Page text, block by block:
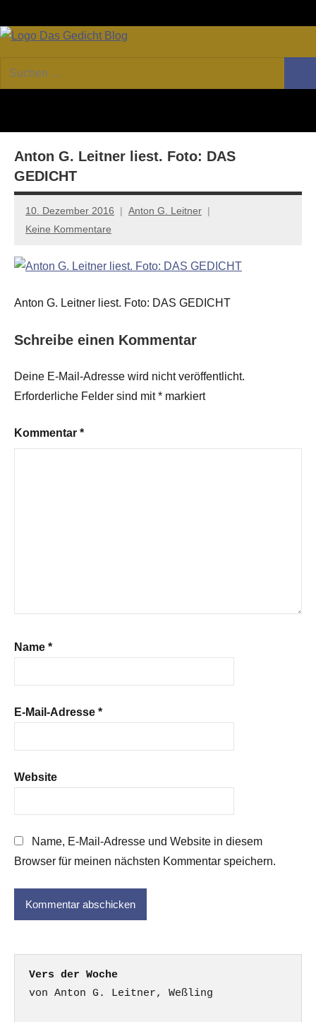
Inhalt
GEDICHT
Forum
von
Lyrik,
Essay
Suchen
nach:
Anton G. Leitner liest. Foto: DAS
GEDICHT
10. Dezember 2016
Anton G. Leitner
Keine Kommentare
Anton G. Leitner liest. Foto: DAS GEDICHT
Schreibe einen Kommentar
Deine E-Mail-Adresse wird nicht veröffentlicht.
Erforderliche Felder sind mit* markiert
Kommentar *
Name *
E-Mail-Adresse *
Website
Name, E-Mail-Adresse und Website in diesem
Browser für meinen nächsten Kommentar speichern.
Vers der Woche